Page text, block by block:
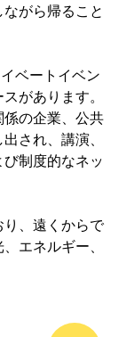
がら帰ること
ベートイベン
があります。
の企業、公共
され、講演、
制度的なネッ
、遠くからで
エネルギー、